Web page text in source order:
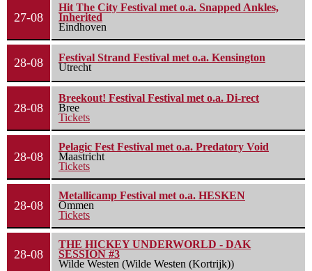
27-08
Hit The City Festival met o.a. Snapped Ankles,
Inherited
Eindhoven
28-08
Festival Strand Festival met o.a. Kensington
Utrecht
28-08
Breekout! Festival Festival met o.a. Di-rect
Bree
Tickets
28-08
Pelagic Fest Festival met o.a. Predatory Void
Maastricht
Tickets
28-08
Metallicamp Festival met o.a. HESKEN
Ommen
Tickets
28-08
THE HICKEY UNDERWORLD - DAK
SESSION #3
Wilde Westen (Wilde Westen (Kortrijk))